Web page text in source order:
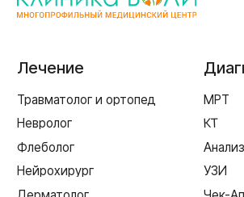
г. Ярцево
ул. Говорова, 85
ул. Рыленкова, 40
ИМЕЮТСЯ ПРОТИВОПОКАЗАНИЯ,
НЕОБХОДИМА КОНСУЛЬТАЦИЯ СПЕЦИАЛИСТА